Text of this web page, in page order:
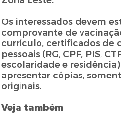
Os interessados devem
comprovante de
currículo, certificados de
pessoais (RG, CPF, PIS,
escolaridade e
apresentar cópias,
originais.
Veja também